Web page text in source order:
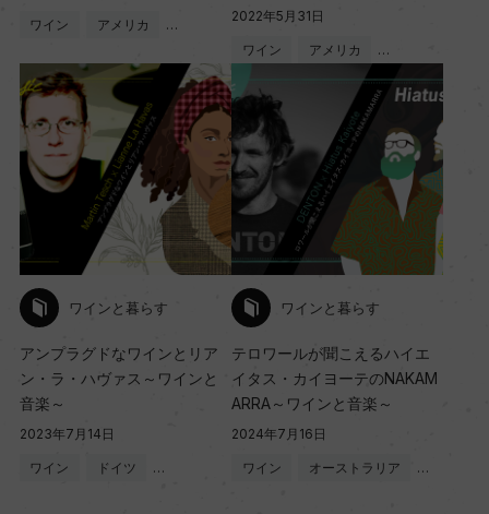
ワイン アメリカ …
2022年5月31日
ワイン アメリカ …
ワインと暮らす
アンプラグドなワインとリア
ン・ラ・ハヴァス～ワインと
音楽～
2023年7月14日
ワイン ドイツ …
ワインと暮らす
テロワールが聞こえるハイエ
イタス・カイヨーテのNAKAM
ARRA～ワインと音楽～
2024年7月16日
ワイン オーストラリア …